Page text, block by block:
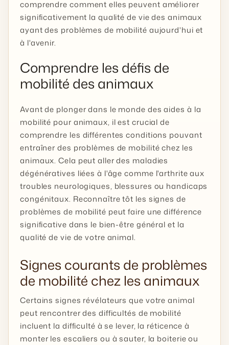
comprendre comment elles peuvent améliorer
significativement la qualité de vie des animaux
ayant des problèmes de mobilité aujourd'hui et
à l'avenir.
Comprendre les défis de
mobilité des animaux
Avant de plonger dans le monde des aides à la
mobilité pour animaux, il est crucial de
comprendre les différentes conditions pouvant
entraîner des problèmes de mobilité chez les
animaux. Cela peut aller des maladies
dégénératives liées à l'âge comme l'arthrite aux
troubles neurologiques, blessures ou handicaps
congénitaux. Reconnaître tôt les signes de
problèmes de mobilité peut faire une différence
significative dans le bien-être général et la
qualité de vie de votre animal.
Signes courants de problèmes
de mobilité chez les animaux
Certains signes révélateurs que votre animal
peut rencontrer des difficultés de mobilité
incluent la difficulté à se lever, la réticence à
monter les escaliers ou à sauter, la boiterie ou